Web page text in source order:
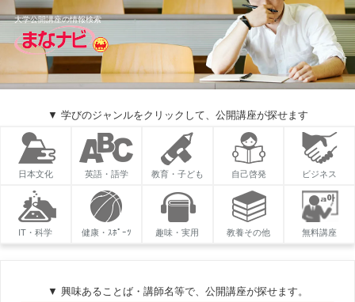
大学公開講座の情報検索
▼ 学びのジャンルをクリックして、公開講座が探せます
日本文化 英語・語学 教育・子ども 自己啓発 ビジネス
IT・科学 健康・ｽﾎﾟｰﾂ 趣味・実用 教養その他 無料講座
▼ 興味あることば・講師名等で、公開講座が探せます。